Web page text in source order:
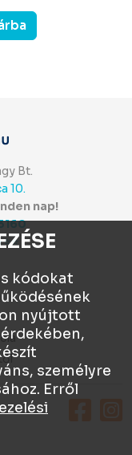
Bt.
10.
nap!
kódokat
nyújtott
személyre
Erről